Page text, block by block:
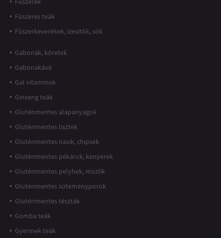
Fűszeres teák
Fűszerkeverékek, ízesítők, sók
Gabonák, köretek
Gabonakávé
Gal vitaminok
Ginseng teák
Gluténmentes alapanyagok
Gluténmentes lisztek
Gluténmentes nasik, chipsek
Gluténmentes pékáruk, kenyerek
Gluténmentes pelyhek, müzlik
Gluténmentes süteményporok
Gluténmentes tészták
Gomba teák
Gyermek teák